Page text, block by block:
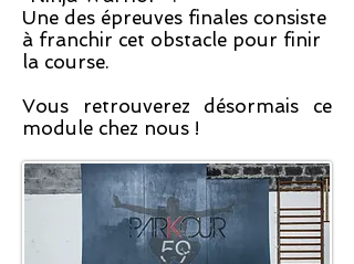
Une des épreuves finales consiste
à franchir cet obstacle pour finir
la course.
Vous retrouverez désormais ce
module chez nous !